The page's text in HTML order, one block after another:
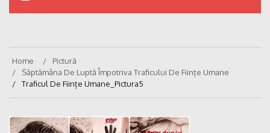
Home
Pictură
Săptămâna De Luptă Împotriva Traficului De Ființe Umane
Traficul De Ființe Umane_Pictura5